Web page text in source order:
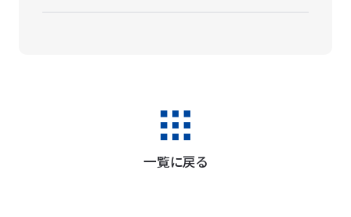
一覧に戻る